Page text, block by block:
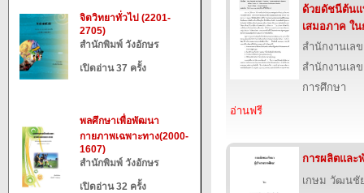
จิตวิทยาทั่วไป (2201-
2705)
สำนักพิมพ์ วังอักษร
เปิดอ่าน 37 ครั้ง
พลศึกษาเพื่อพัฒนา
กายภาพเฉพาะทาง(2000-
1607)
สำนักพิมพ์ วังอักษร
เปิดอ่าน 32 ครั้ง
ด้วยดัชนีต้นแ
เสมอภาค ใน
สำนักงานเล
สำนักงานเล
การศึกษา
อ่านฟรี
การผลิตและ
เกษม วัฒนชั